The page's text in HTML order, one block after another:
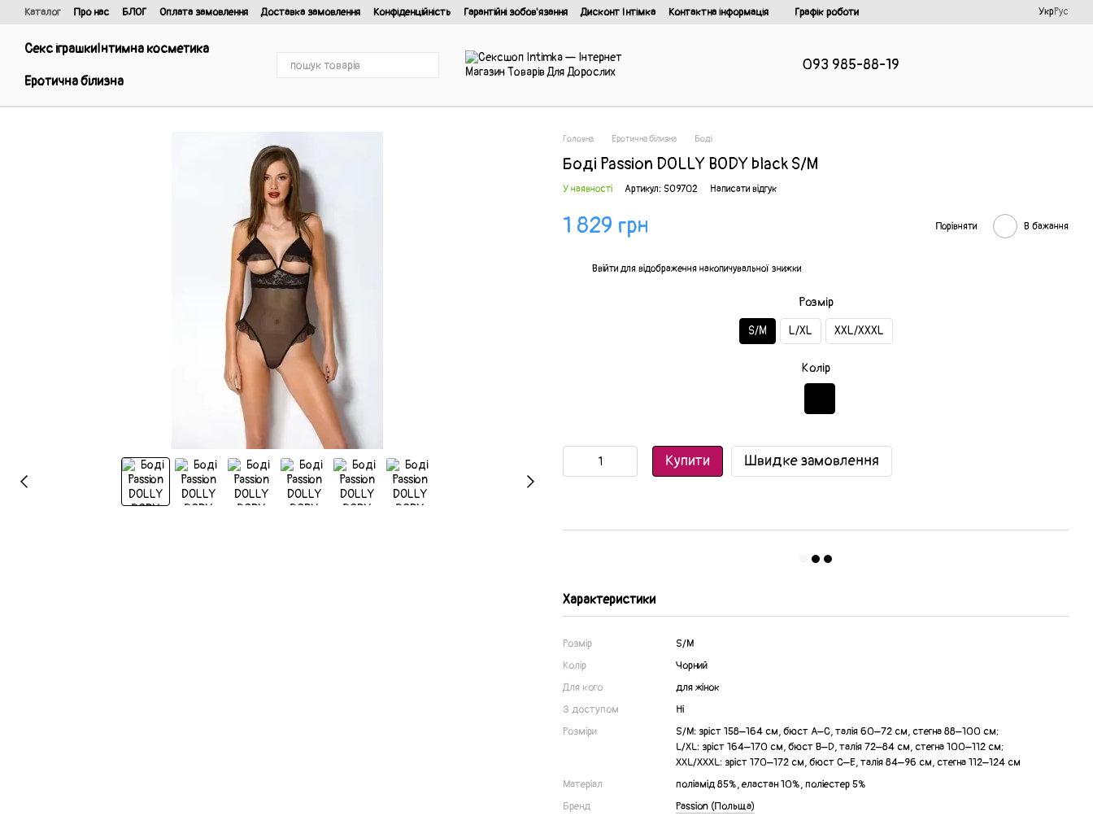
Перейти до основного контенту
Каталог Про нас БЛОГ Оплата замовлення Доставка замовлення Конфіденційність Гарантійні зобов'язання Дисконт Інтімка Контактна інформація
Графік роботи
УкрРус
Секс іграшкиІнтимна косметика
Еротична білизна
093 985-88-19
Головна Еротична білизна Боді
Боді Passion DOLLY BODY black S/M
У наявності Артикул: SO9702 Написати відгук
1 829 грн Порівняти В бажання
Ввійти для відображення накопичувальної знижки
Розмір
S/M L/XL XXL/XXXL
Колір
Купити Швидке замовлення
Характеристики
Розмір
S/M
Колір
Чорний
Для кого
для жінок
З доступом
Ні
Розміри
S/M: зріст 158–164 см, бюст А–С, талія 60–72 см, стегна 88–100 см;
L/XL: зріст 164–170 см, бюст B–D, талія 72–84 см, стегна 100–112 см;
XXL/XXXL: зріст 170–172 см, бюст C–E, талія 84–96 см, стегна 112–124 см
Матеріал
поліамід 85%, еластан 10%, поліестер 5%
Бренд
Passion (Польща)